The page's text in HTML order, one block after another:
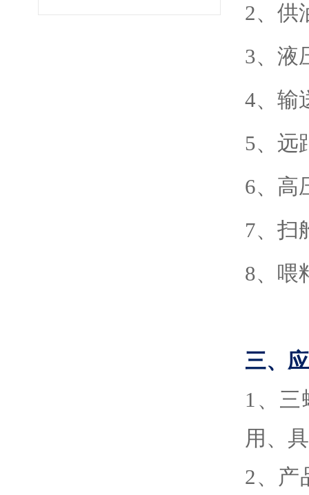
2、供
3、液
4、输
5、远
6、高
7、扫
8、喂
三、
1 、 三
用、
2、 产